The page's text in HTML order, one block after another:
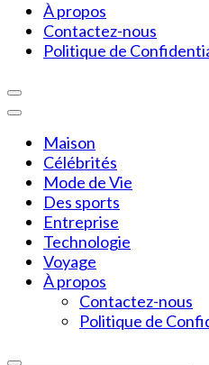
À propos
Contactez-nous
Politique de
Maison
Célébrités
Mode de Vie
Des sports
Entreprise
Technologie
Voyage
À propos
Contactez-nous
Politique de